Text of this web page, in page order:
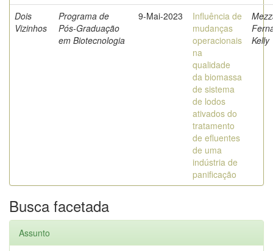
Dois
Vizinhos
Programa de
Pós-Graduação
em Biotecnologia
9-Mai-2023
Influência de
mudanças
operacionais
na
qualidade
da biomassa
de sistema
de lodos
ativados do
tratamento
de efluentes
de uma
indústria de
panificação
Kelly
Busca facetada
Assunto